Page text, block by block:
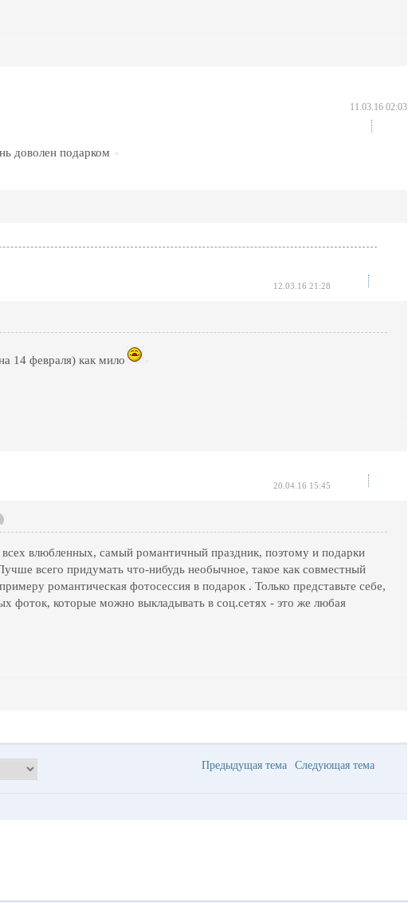
11.03.16 02:03
доволен подарком
12.03.16 21:28
14 февраля) как мило
20.04.16 15:45
всех влюбленных, самый романтичный праздник, поэтому и подарки
всего придумать что-нибудь необычное, такое как совместный
романтическая фотосессия в подарок . Только представьте себе,
фоток, которые можно выкладывать в соц.сетях - это же любая
Предыдущая тема Следующая тема